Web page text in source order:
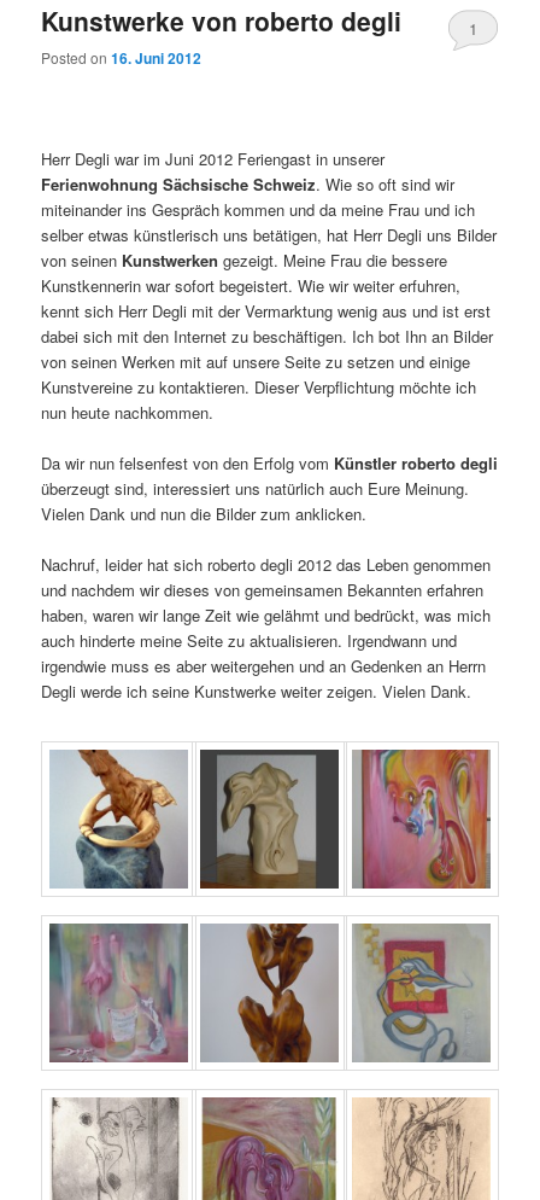
Kunstwerke von roberto degli
Posted on16. Juni 2012
1
Herr Degli war im Juni 2012 Feriengast in unserer
Ferienwohnung Sächsische Schweiz. Wie so oft sind wir
miteinander ins Gespräch kommen und da meine Frau und ich
selber etwas künstlerisch uns betätigen, hat Herr Degli uns Bilder
von seinen Kunstwerken gezeigt. Meine Frau die bessere
Kunstkennerin war sofort begeistert. Wie wir weiter erfuhren,
kennt sich Herr Degli mit der Vermarktung wenig aus und ist erst
dabei sich mit den Internet zu beschäftigen. Ich bot Ihn an Bilder
von seinen Werken mit auf unsere Seite zu setzen und einige
Kunstvereine zu kontaktieren. Dieser Verpflichtung möchte ich
nun heute nachkommen.
Da wir nun felsenfest von den Erfolg vom Künstler roberto degli
überzeugt sind, interessiert uns natürlich auch Eure Meinung.
Vielen Dank und nun die Bilder zum anklicken.
Nachruf, leider hat sich roberto degli 2012 das Leben genommen
und nachdem wir dieses von gemeinsamen Bekannten erfahren
haben, waren wir lange Zeit wie gelähmt und bedrückt, was mich
auch hinderte meine Seite zu aktualisieren. Irgendwann und
irgendwie muss es aber weitergehen und an Gedenken an Herrn
Degli werde ich seine Kunstwerke weiter zeigen. Vielen Dank.